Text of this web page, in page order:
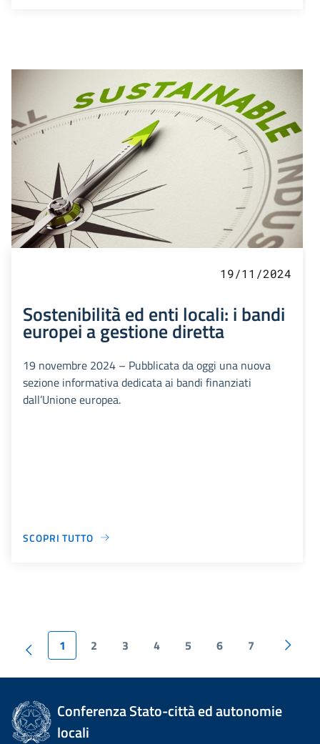
19/11/2024
Sostenibilità ed enti locali: i bandi
europei a gestione diretta
19 novembre 2024 – Pubblicata da oggi una nuova
sezione informativa dedicata ai bandi finanziati
dall’Unione europea.
SCOPRI TUTTO
1 2 3 4 5 6 7
Conferenza Stato-città ed autonomie
locali